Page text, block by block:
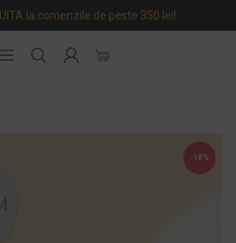
la comenzile de peste 350 lei!
-18%